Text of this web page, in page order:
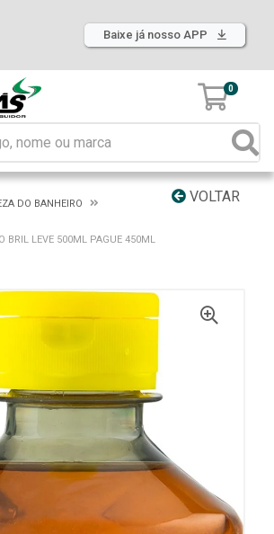
Baixe já nosso APP
0
VOLTAR
DO BANHEIRO
BRIL LEVE 500ML PAGUE 450ML